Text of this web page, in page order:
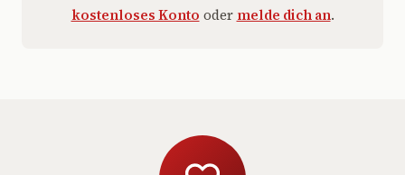
kostenloses Konto oder melde dich an.